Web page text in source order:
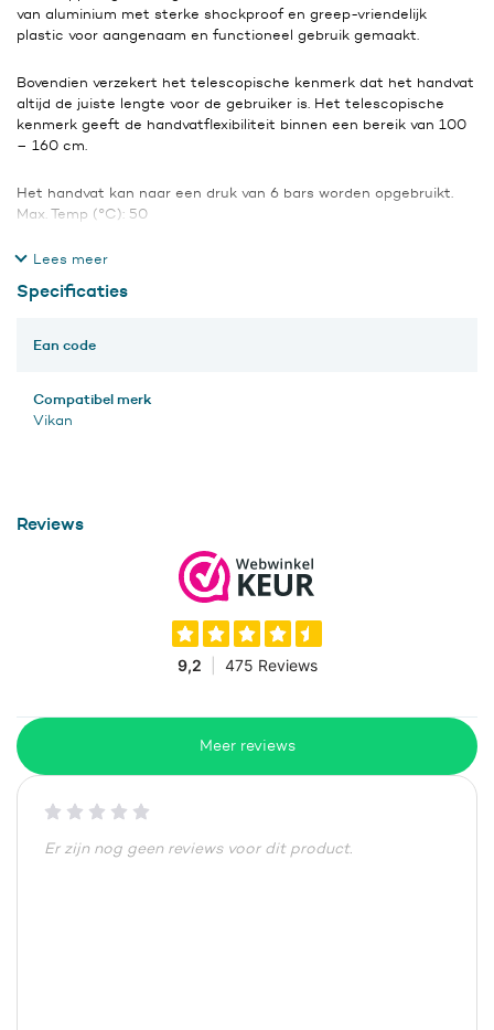
van aluminium met sterke shockproof en greep-vriendelijk
plastic voor aangenaam en functioneel gebruik gemaakt.
Bovendien verzekert het telescopische kenmerk dat het handvat
altijd de juiste lengte voor de gebruiker is. Het telescopische
kenmerk geeft de handvatflexibiliteit binnen een bereik van 100
– 160 cm.
Het handvat kan naar een druk van 6 bars worden opgebruikt.
Max. Temp (°C): 50
Specificaties
Ean code
Compatibel merk
Vikan
Reviews
Meer reviews
Er zijn nog geen reviews voor dit product.